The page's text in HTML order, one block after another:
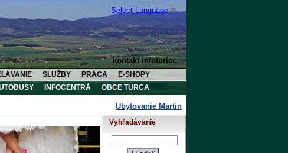
Select Language ▼
kontakt infoturiec
SLUŽBY PRÁCA
E-SHOPY
INFOCENTRÁ OBCE TURCA
Ubytovanie Martin
Vyhľadávanie